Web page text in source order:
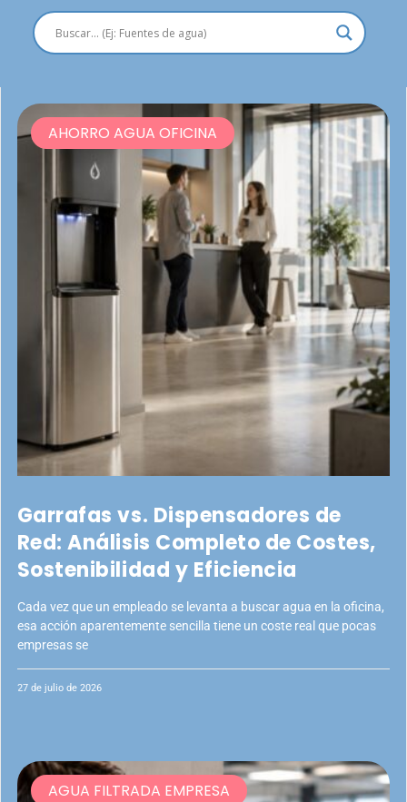
AHORRO AGUA OFICINA
Garrafas vs. Dispensadores de
Red: Análisis Completo de Costes,
Sostenibilidad y Eficiencia
Cada vez que un empleado se levanta a buscar agua en la oficina,
esa acción aparentemente sencilla tiene un coste real que pocas
empresas se
27 de julio de 2026
AGUA FILTRADA EMPRESA
PÁGINA
PÁGINA
PÁGINA
PÁGINA
PÁGINA